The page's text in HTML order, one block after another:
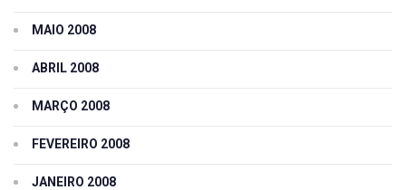
MAIO 2008
ABRIL 2008
MARÇO 2008
FEVEREIRO 2008
JANEIRO 2008